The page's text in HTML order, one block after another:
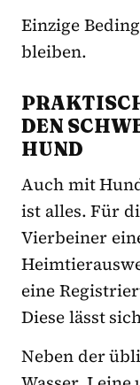
Einzige
bleiben.
DEN
HUND
Auch mit
ist alles. Für
Vierbeiner
eine
Diese lässt
Neben der